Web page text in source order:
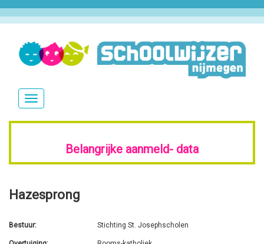
Overslaan
inhoud
Navigatie
Belangrijke aanmeld- data
Hazesprong
Bestuur Stichting St. Josephscholen